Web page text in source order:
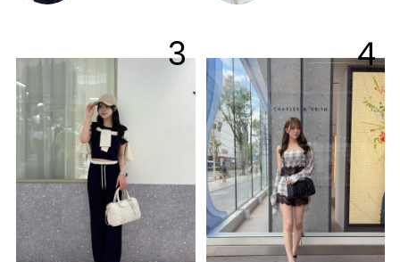
3 4